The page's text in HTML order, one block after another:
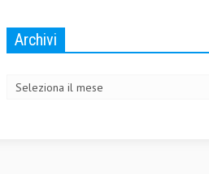
CIVILE
PENALE
Archivi